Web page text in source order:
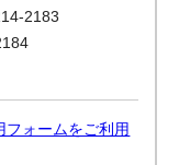
2183
フォームをご利用